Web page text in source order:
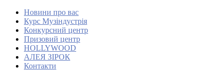
Новини про вас
Курс Музіндустрія
Конкурсний центр
Призовий центр
HOLLYWOOD
АЛЕЯ ЗІРОК
Контакти